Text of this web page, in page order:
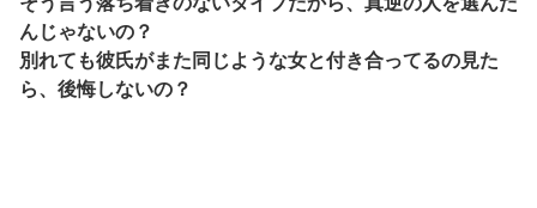
んじゃないの？
別れても彼氏がまた同じような女と付き合ってるの見た
ら、後悔しないの？